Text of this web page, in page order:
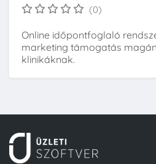
(0)
Online időpontfoglaló
marketing támogatás
klinikáknak.